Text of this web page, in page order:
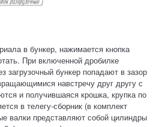
в бункер, нажимается кнопка
При включенной дробилке
загрузочный бункер попадают в зазор
навстречу друг другу с
и получившаяся крошка, крупка по
в телегу-сборник (в комплект
валки представляют собой цилиндры